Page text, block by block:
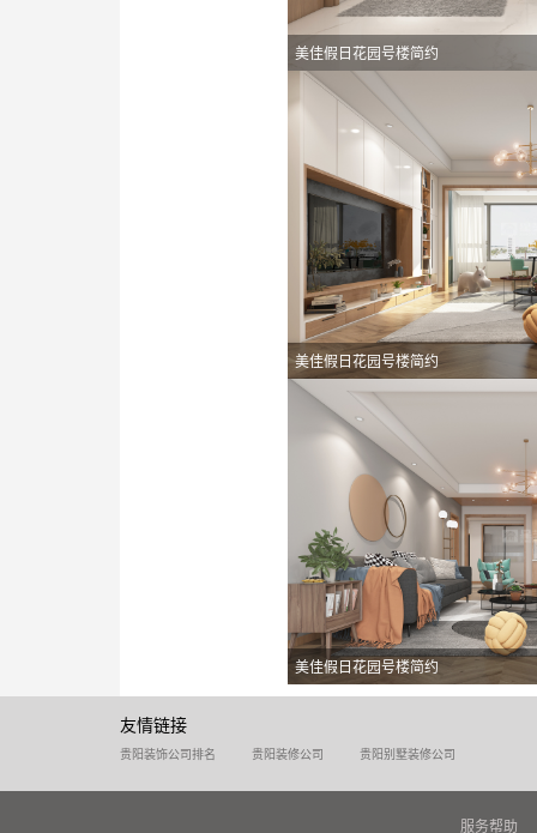
美佳假日花园号楼简约
美佳假日花园号楼简约
美佳假日花园号楼简约
友情链接
贵阳装饰公司排名 贵阳装修公司 贵阳别墅装修公司
服务帮助